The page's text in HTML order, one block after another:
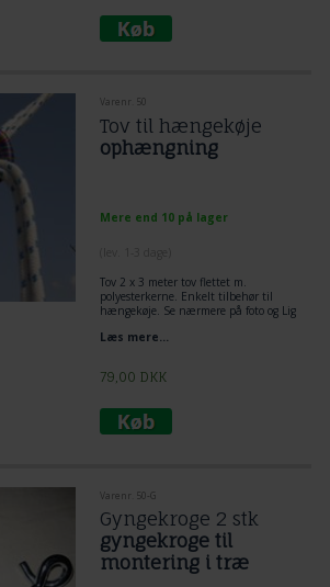
Varenr. 50
Tov til hængekøje
ophængning
Mere end 10 på lager
Tov 2 x 3 meter tov flettet m.
polyesterkerne. Enkelt tilbehør til
hængekøje. Se nærmere på foto og Lig
flagknob mellem hængekøje og tov.
Læs mere...
79,00 DKK
Varenr. 50-G
Gyngekroge 2 stk
gyngekroge til
montering i træ